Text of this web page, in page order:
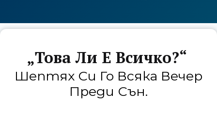
„Това Ли Е Всичко?“
Шептях Си Го Всяка Вечер
Преди Сън.